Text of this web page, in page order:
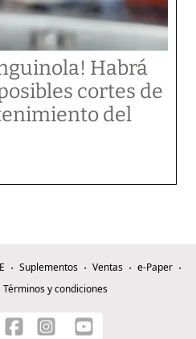
Habrá
cortes de
del
Suplementos Ventas
e-Paper
Términos y condiciones